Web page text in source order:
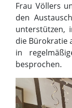
Frau Völlers
den
unterstützen,
die Bürokratie
in
besprochen.